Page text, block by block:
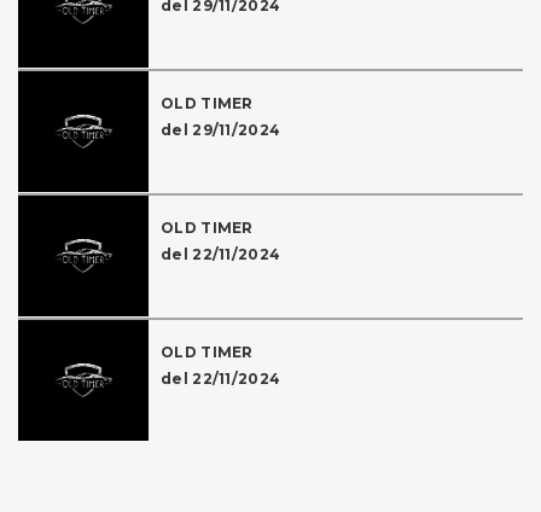
del 29/11/2024
OLD TIMER
del 29/11/2024
OLD TIMER
del 22/11/2024
OLD TIMER
del 22/11/2024